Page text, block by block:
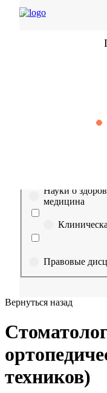
Выберите
Науки о
медицина
Правовые
медицине
науки
Вернуться назад
техников)